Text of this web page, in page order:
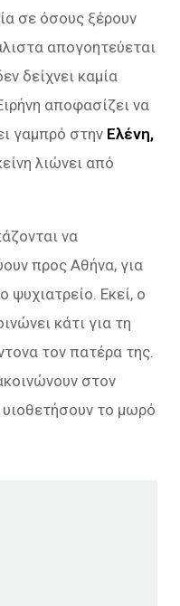
σε όσους ξέρουν
απογοητεύεται
δείχνει καμία
αποφασίζει να
γαμπρό στην Ελένη,
λιώνει από
να
προς Αθήνα, για
Εκεί, ο
κάτι για τη
τον πατέρα της.
στον
υιοθετήσουν το μωρό